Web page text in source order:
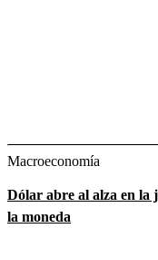
Macroeconomía
Dólar abre al alza en la
la moneda